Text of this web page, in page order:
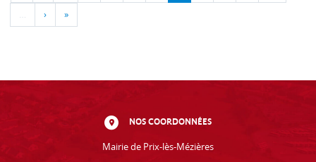
… › »
NOS COORDONNÉES
Mairie de Prix-lès-Mézières